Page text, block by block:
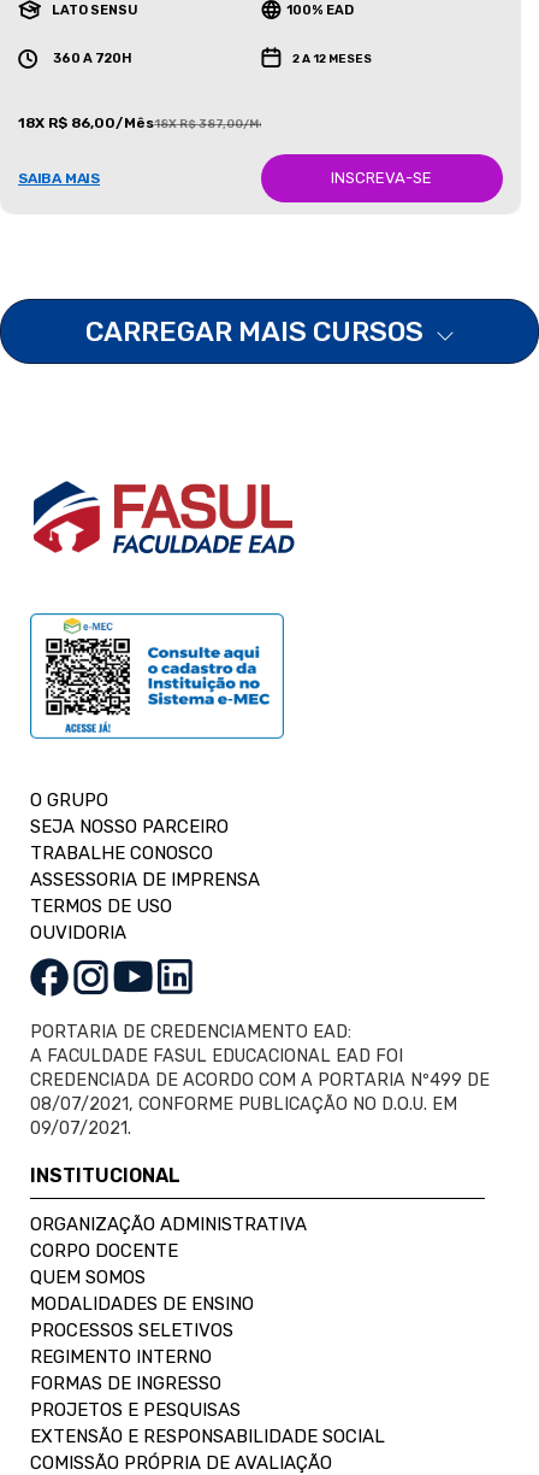
LATO SENSU 100% EAD
360 A 720H 2 A 12 MESES
18X R$ 86,00/Mês18X R$ 387,00/Mês
SAIBA MAIS INSCREVA-SE
CARREGAR MAIS CURSOS
O GRUPO
SEJA NOSSO PARCEIRO
TRABALHE CONOSCO
ASSESSORIA DE IMPRENSA
TERMOS DE USO
OUVIDORIA
PORTARIA DE CREDENCIAMENTO EAD:
A FACULDADE FASUL EDUCACIONAL EAD FOI
CREDENCIADA DE ACORDO COM A PORTARIA Nº499 DE
08/07/2021, CONFORME PUBLICAÇÃO NO D.O.U. EM
09/07/2021.
INSTITUCIONAL
ORGANIZAÇÃO ADMINISTRATIVA
CORPO DOCENTE
QUEM SOMOS
MODALIDADES DE ENSINO
PROCESSOS SELETIVOS
REGIMENTO INTERNO
FORMAS DE INGRESSO
PROJETOS E PESQUISAS
EXTENSÃO E RESPONSABILIDADE SOCIAL
COMISSÃO PRÓPRIA DE AVALIAÇÃO